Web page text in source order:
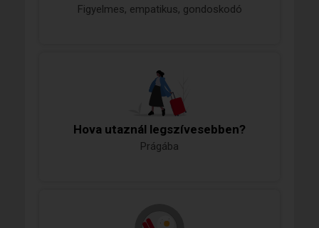
Figyelmes, empatikus, gondoskodó
Hova utaznál legszívesebben?
Prágába